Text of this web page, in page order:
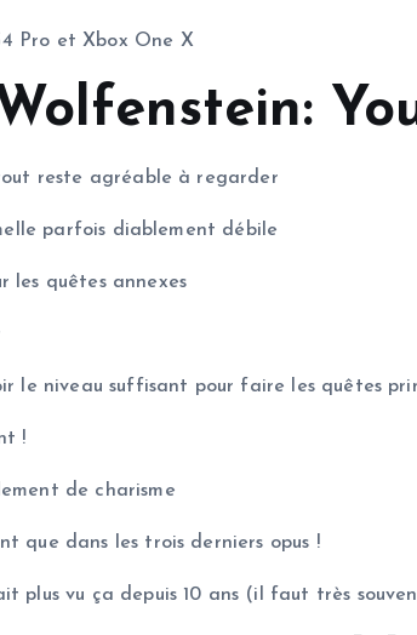
Pro et Xbox One X
reste agréable à regarder
parfois diablement débile
les quêtes annexes
le niveau suffisant pour faire les quêtes
!
de charisme
que dans les trois derniers opus !
plus vu ça depuis 10 ans (il faut très